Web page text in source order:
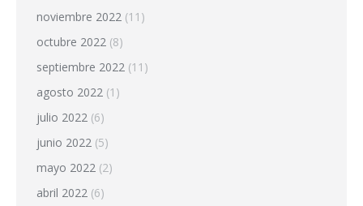
noviembre 2022 (11)
octubre 2022 (8)
septiembre 2022 (11)
agosto 2022 (1)
julio 2022 (6)
junio 2022 (5)
mayo 2022 (2)
abril 2022 (6)